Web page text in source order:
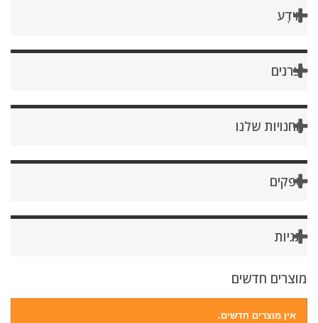
מֵידָע
יצרנים
החנויות שלנו
ספקים
תגיות
מוצרים חדשים
אין מוצרים חדשים.